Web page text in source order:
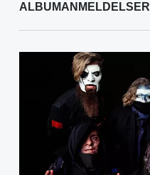
ALBUMANMELDELSER